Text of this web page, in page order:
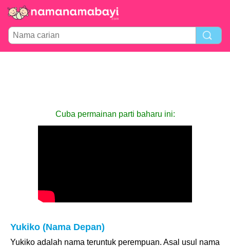
Cuba permainan parti baharu ini:
Yukiko (Nama Depan)
Yukiko adalah nama teruntuk perempuan. Asal usul nama